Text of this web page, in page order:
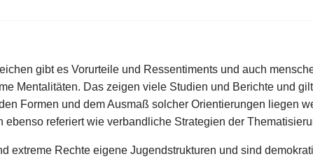
gibt es Vorurteile und Ressentiments und auch
Mentalitäten. Das zeigen viele Studien und Berichte und
Formen und dem Ausmaß solcher Orientierungen liegen
ebenso referiert wie verbandliche Strategien der
extreme Rechte eigene Jugendstrukturen und sind